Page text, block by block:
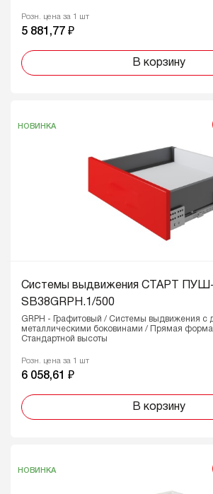
Розн. цена за 1 шт
5 881,77 ₽
В корзину
НОВИНКА
Системы выдвижения СТАРТ
SB38GRPH.1/500
GRPH - Графитовый / Системы выдвижения с
металлическими боковинами / Прямая форма
Стандартной высоты
Розн. цена за 1 шт
6 058,61 ₽
В корзину
НОВИНКА